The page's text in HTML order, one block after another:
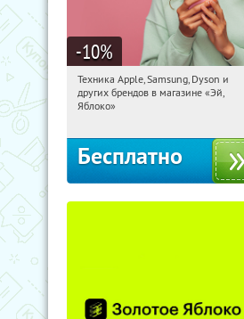
-10%
15:13:59
Получи первым!
Багратионовская
Техника Apple, Samsung, Dyson и
других брендов в магазине «Эй,
Яблоко»
Бесплатно